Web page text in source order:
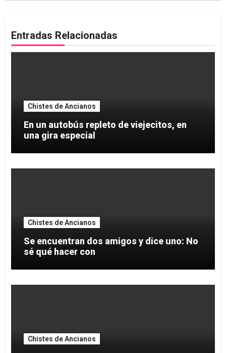
Entradas Relacionadas
Chistes de Ancianos
En un autobús repleto de viejecitos, en
una gira especial
Chistes de Ancianos
Se encuentran dos amigos y dice uno: No
sé qué hacer con
Chistes de Ancianos